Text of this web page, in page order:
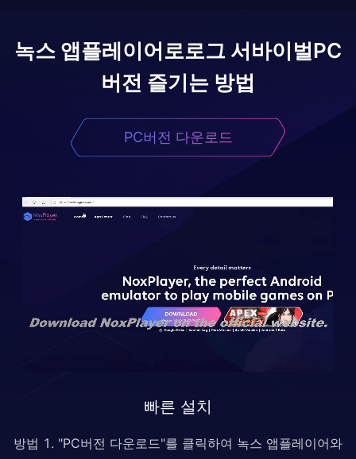
녹스 앱플레이어로로그 서바이벌PC
버전 즐기는 방법
PC버전 다운로드
빠른 설치
방법 1. "PC버전 다운로드"를 클릭하여 녹스 앱플레이어와